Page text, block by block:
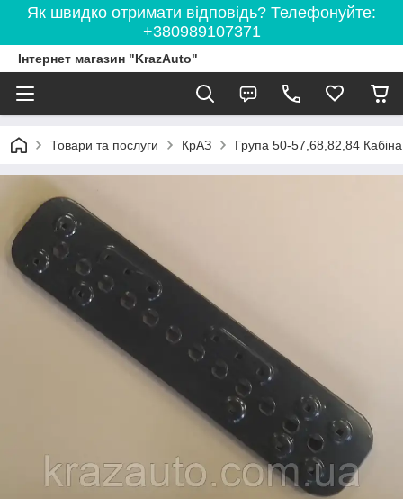
Як швидко отримати відповідь? Телефонуйте:
+380989107371
Інтернет магазин "KrazAuto"
Товари та послуги КрАЗ Група 50-57,68,82,84 Кабіна